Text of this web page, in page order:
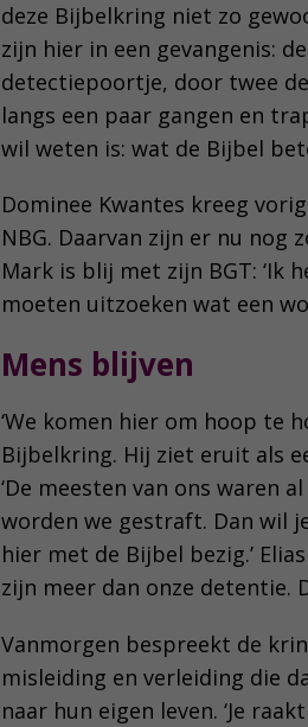
deze Bijbelkring niet zo
zijn hier in een gevangenis:
detectiepoortje, door twee
langs een paar gangen en
wil weten is: wat de Bijbel
Dominee Kwantes kreeg
NBG. Daarvan zijn er nu nog
Mark is blij met zijn BGT: ‘Ik
moeten uitzoeken wat een
Mens blijven
‘We komen hier om hoop te
Bijbelkring. Hij ziet eruit als
‘De meesten van ons waren
worden we gestraft. Dan wil
hier met de Bijbel bezig.’
zijn meer dan onze detentie.
Vanmorgen bespreekt de
misleiding en verleiding die
naar hun eigen leven. ‘Je